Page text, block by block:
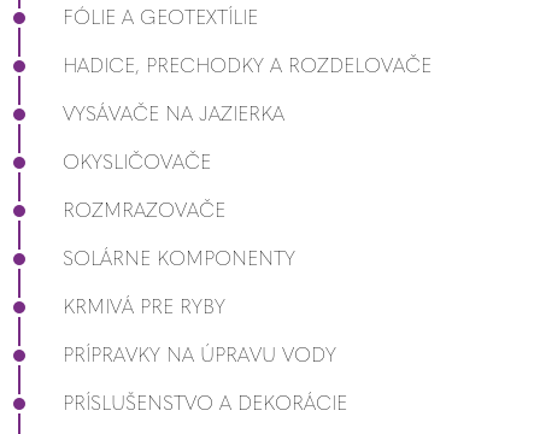
FÓLIE A GEOTEXTÍLIE
HADICE, PRECHODKY A ROZDELOVAČE
VYSÁVAČE NA JAZIERKA
OKYSLIČOVAČE
ROZMRAZOVAČE
SOLÁRNE KOMPONENTY
KRMIVÁ PRE RYBY
PRÍPRAVKY NA ÚPRAVU VODY
PRÍSLUŠENSTVO A DEKORÁCIE